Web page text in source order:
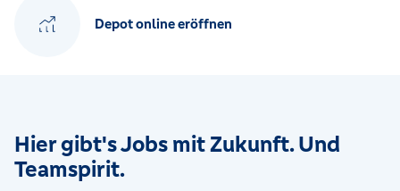
Depot online eröffnen
Hier gibt's Jobs mit Zukunft. Und
Teamspirit.